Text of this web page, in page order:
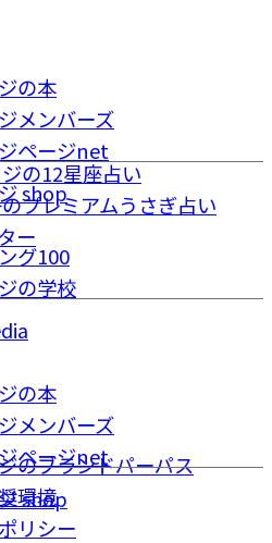
の12星座占い
プレミアムうさぎ占い
ー
の本
メンバーズ
ページnet
shop
グ100
の学校
の本
メンバーズ
ページnet
shop
のブランドパーパス
環境
リシー